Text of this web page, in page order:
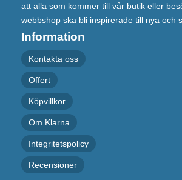
att alla som kommer till vår butik eller
webbshop ska bli inspirerade till nya och
Information
Kontakta oss
Offert
Köpvillkor
Om Klarna
Integritetspolicy
Recensioner